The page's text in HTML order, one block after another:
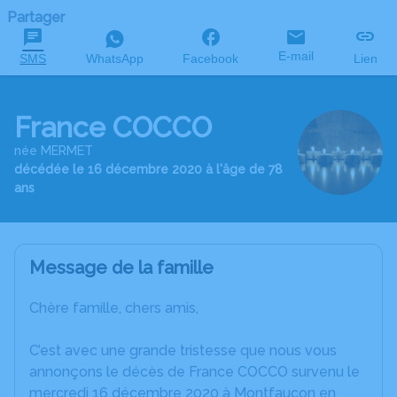
Partager
SMS WhatsApp Facebook E-mail Lien
France COCCO
née MERMET
décédée le 16 décembre 2020 à l'âge de 78
ans
Message de la famille
Chère famille, chers amis,
C’est avec une grande tristesse que nous vous
annonçons le décès de France COCCO survenu le
mercredi 16 décembre 2020 à Montfaucon en